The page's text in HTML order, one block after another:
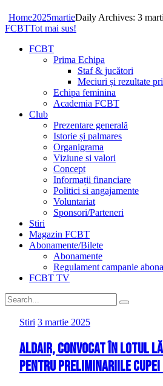
Home2025martieDaily Archives: 3
FCBTTot mai sus!
FCBT
Prima Echipa
Staf & jucători
Meciuri și rezultate
Echipa feminina
Academia FCBT
Club
Prezentare generală
Istorie și palmares
Organigrama
Viziune si valori
Concept
Informații financiare
Politici si angajamente
Voluntariat
Sponsori/Parteneri
Stiri
Magazin FCBT
Abonamente/Bilete
Abonamente
Regulament campanie
FCBT TV
Stiri 3 martie 2025
Aldair, convocat în lotul
pentru preliminariile Cupei